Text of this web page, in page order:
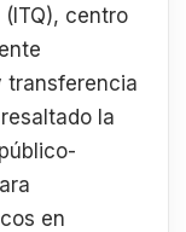
centro
transferencia
la
en